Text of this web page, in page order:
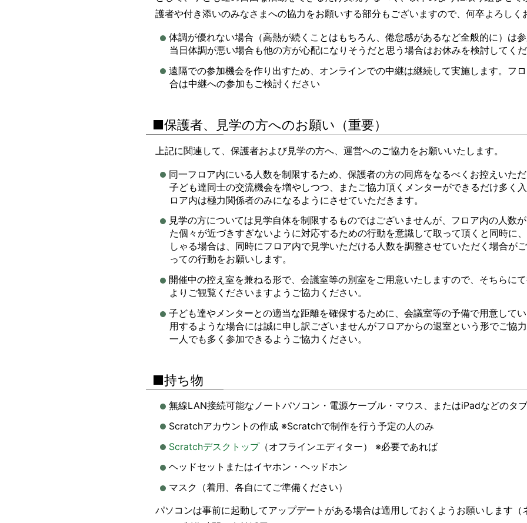
護者や付き添いのみなさまへの協力をお願いする部分もございますので、何卒よろしく
体調が優れない場合（高熱が続くことはもちろん、倦怠感があるなど全般的に）は
当日体調が悪い場合も他の方が心配になりそうだと思う場合はお休みを検討してく
遠隔での参加機会を作り出すため、オンラインでの中継は継続して実施します。フ
合は中継への参加もご検討ください
■保護者、見学の方へのお願い（重要）
上記に関連して、保護者および見学の方へ、運営へのご協力をお願いいたします。
同一フロア内にいる人数を制限するため、保護者の方の同席をなるべくお控えいた
子ども達同士の交流機会を増やしつつ、またご協力頂くメンターができるだけ多く
ロア内は極力関係者のみになるようにさせていただきます。
見学の方については見学自体を制限するものではございませんが、フロア内の人数
た個々が近づきすぎないように対応するための行動を意識して取って頂くと同時に
しゃる場合は、同時にフロア内で見学いただける人数を調整させていただく場合が
っての行動をお願いします。
開催中の控え室を兼ねる形で、会議室等の別室をご用意いたしますので、そちらに
よりご観覧くださいますようご協力ください。
子ども達やメンターとの適当な距離を確保するために、会議室等の予備で用意して
用するような場合には誠に申し訳ございませんがフロアからの退室という形でご協
一人でも多く参加できるようご協力ください。
■持ち物
無線LAN接続可能なノートパソコン・電源ケーブル・マウス、またはiPadなどのタ
Scratchアカウントの作成 ※Scratchで制作を行う予定の人のみ
Scratchデスクトップ（オフラインエディター） ※必要であれば
ヘッドセットまたはイヤホン・ヘッドホン
マスク（着用、各自にてご準備ください）
パソコンは事前に起動してアップデートがある場合は適用しておくようお願いします（